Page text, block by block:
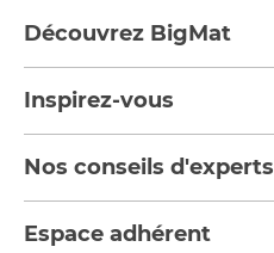
Découvrez BigMat
Nous rejoindre
Devenez adhérent
Les services BigMat
Inspirez-vous
Par pièces
Nos catalogues
Nos conseils d'experts
Espace adhérent